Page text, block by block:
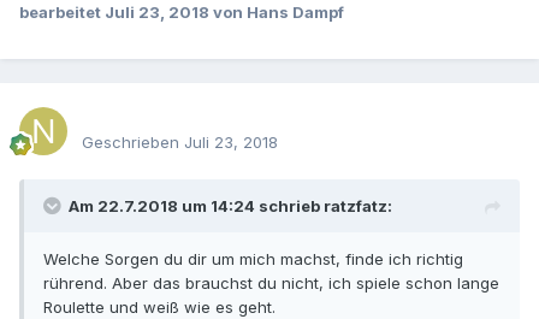
bearbeitet Juli 23, 2018 von Hans Dampf
Geschrieben Juli 23, 2018
Am 22.7.2018 um 14:24 schrieb ratzfatz:
Welche Sorgen du dir um mich machst, finde ich richtig
rührend. Aber das brauchst du nicht, ich spiele schon lange
Roulette und weiß wie es geht.